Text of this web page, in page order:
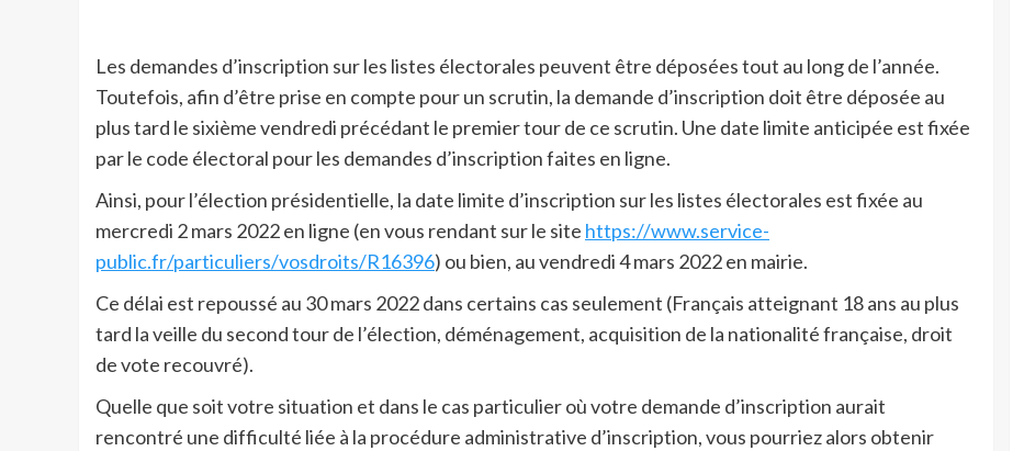
Les demandes d’inscription sur les listes électorales peuvent être déposées tout au long de l’année.
Toutefois, afin d’être prise en compte pour un scrutin, la demande d’inscription doit être déposée au
plus tard le sixième vendredi précédant le premier tour de ce scrutin. Une date limite anticipée est fixée
par le code électoral pour les demandes d’inscription faites en ligne.
Ainsi, pour l’élection présidentielle, la date limite d’inscription sur les listes électorales est fixée au
mercredi 2 mars 2022 en ligne (en vous rendant sur le site https://www.service-
public.fr/particuliers/vosdroits/R16396) ou bien, au vendredi 4 mars 2022 en mairie.
Ce délai est repoussé au 30 mars 2022 dans certains cas seulement (Français atteignant 18 ans au plus
tard la veille du second tour de l’élection, déménagement, acquisition de la nationalité française, droit
de vote recouvré).
Quelle que soit votre situation et dans le cas particulier où votre demande d’inscription aurait
rencontré une difficulté liée à la procédure administrative d’inscription, vous pourriez alors obtenir